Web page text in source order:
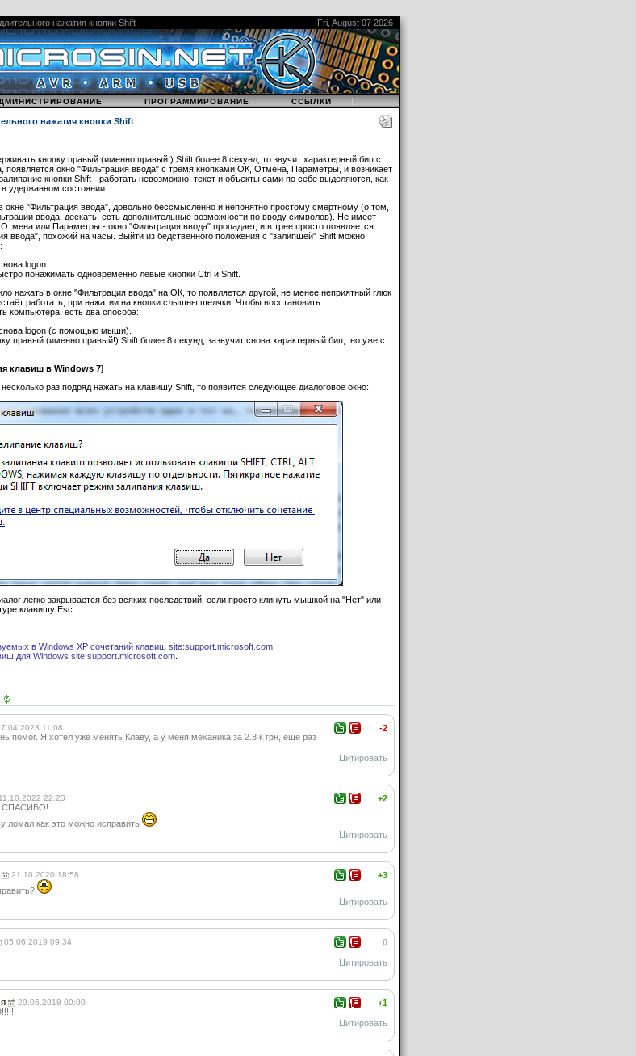
нажатия кнопки Shift Fri, August 07 2026
| ПРОГРАММИРОВАНИЕ | ССЫЛКИ |
нажатия кнопки Shift
кнопку правый (именно правый!) Shift более 8 секунд, то звучит характерный бип с
появляется окно "Фильтрация ввода" с тремя кнопками ОК, Отмена, Параметры, и возникает
кнопки Shift - работать невозможно, текст и объекты сами по себе выделяются, как
удержанном состоянии.
окне "Фильтрация ввода", довольно бессмысленно и непонятно простому смертному (о том,
ввода, дескать, есть дополнительные возможности по вводу символов). Не имеет
или Параметры - окно "Фильтрация ввода" пропадает, и в трее просто появляется
ввода", похожий на часы. Выйти из бедственного положения c "залипшей" Shift можно
logon
понажимать одновременно левые кнопки Ctrl и Shift.
нажать в окне "Фильтрация ввода" на ОК, то появляется другой, не менее неприятный глюк
работать, при нажатии на кнопки слышны щелчки. Чтобы восстановить
компьютера, есть два способа:
logon (с помощью мыши).
правый (именно правый!) Shift более 8 секунд, зазвучит снова характерный бип, но уже с
клавиш в Windows 7]
раз подряд нажать на клавишу Shift, то появится следующее диалоговое окно:
легко закрывается без всяких последствий, если просто клинуть мышкой на "Нет" или
клавишу Esc.
в Windows XP сочетаний клавиш site:support.microsoft.com
для Windows site:support.microsoft.com
-2
11:08
помог. Я хотел уже менять Клаву, а у меня механика за 2.8 к грн, ещё раз
Цитировать
+2
11.10.2022 22:25
ломал как это можно исправить
Цитировать
+3
21.10.2020 18:58
Цитировать
0
05.06.2019 09:34
Цитировать
+1
29.06.2018 00:00
Цитировать